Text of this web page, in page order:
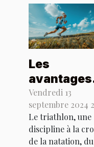
Les
avantages
du triathlon
pour la
mentale et
physique
Vendredi 13
septembre 2024
Le triathlon, une
discipline à la
de la natation, du